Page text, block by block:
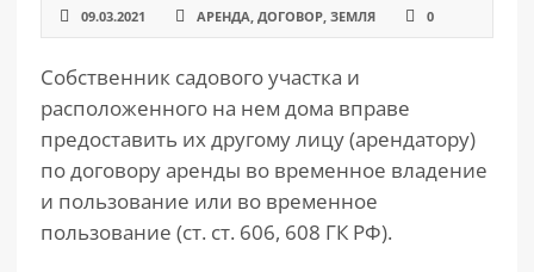
09.03.2021 АРЕНДА, ДОГОВОР, ЗЕМЛЯ 0
Собственник садового участка и
расположенного на нем дома вправе
предоставить их другому лицу (арендатору)
по договору аренды во временное владение
и пользование или во временное
пользование (ст. ст. 606, 608 ГК РФ).